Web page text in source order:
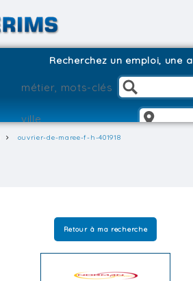
Recherchez un emploi, une
ouvrier-de-maree-f-h-401918
Retour à ma recherche